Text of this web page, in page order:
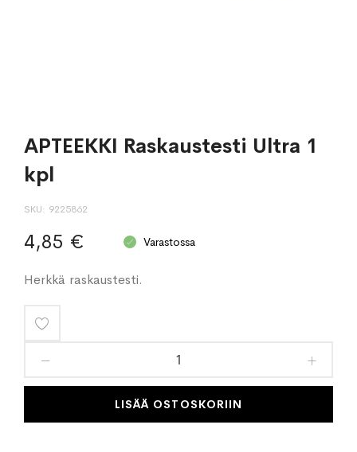
APTEEKKI Raskaustesti Ultra 1
kpl
SKU 9225862
4,85 € Varastossa
Herkkä raskaustesti.
toivelistaan
LISÄÄ OSTOSKORIIN